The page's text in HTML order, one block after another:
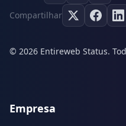
Compartilhar
© 2026 Entireweb Status.
Empresa